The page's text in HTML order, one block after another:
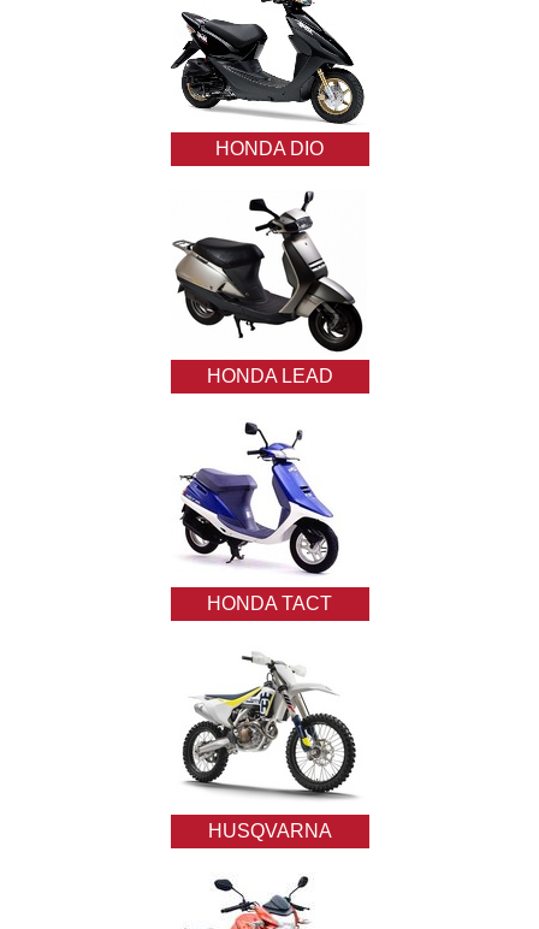
HONDA DIO
HONDA LEAD
HONDA TACT
HUSQVARNA